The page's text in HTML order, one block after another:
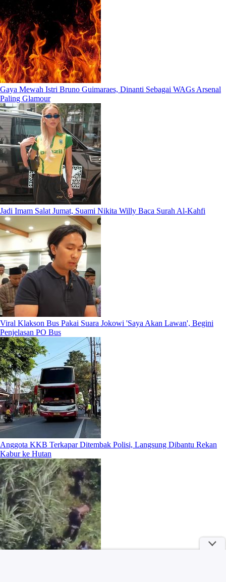
Gaya Mewah Istri Bruno Guimaraes, Dinanti Sebagai WAGs Arsenal
Paling Glamour
Jadi Imam Salat Jumat, Suami Nikita Willy Baca Surah Al-Kahfi
Viral Klakson Bus Pakai Suara Jokowi 'Saya Akan Lawan', Begini
Penjelasan PO Bus
Anggota KKB Terkapar Ditembak Polisi, Langsung Dibantu Rekan
Kabur ke Hutan